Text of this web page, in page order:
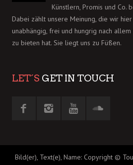
Künstlern, Promis und Co.
Dabei zählt unsere Meinung, die wir
unabhängig, frei und hungrig nach
zu bieten hat. Sie liegt uns zu Füßen.
LET´S GET IN TOUCH
Bild(er), Text(e), Name: Copyright ©